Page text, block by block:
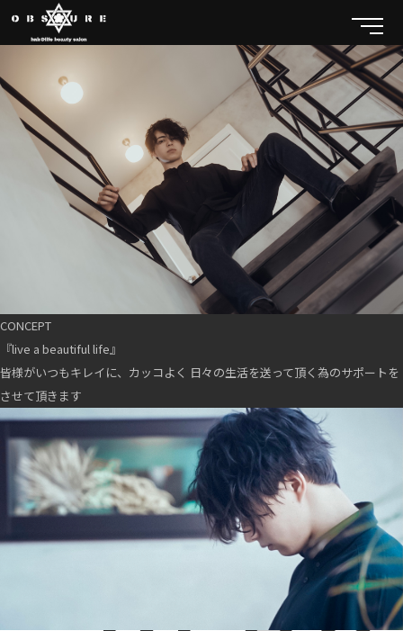
CONCEPT
『live a beautiful life』
皆様がいつもキレイに、カッコよく 日々の生活を送って頂く為のサポートを
させて頂きます